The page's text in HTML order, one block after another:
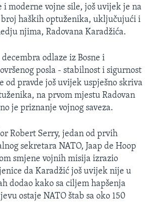
i moderne vojne sile, još uvijek je na
broj haških optuženika, uključujući i
njima, Radovana Karadžića.
decembra odlaze iz Bosne i
posla - stabilnost i sigurnost
od pravde još uvijek uspješno skriva
na prvom mjestu Radovan
je priznanje vojnog saveza.
Robert Serry, jedan od prvih
sekretara NATO, Jaap de Hoop
smjene vojnih misija izrazio
da Karadžić još uvijek nije u
dodao kako sa ciljem hapšenja
ostaje NATO štab sa oko 150